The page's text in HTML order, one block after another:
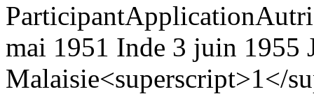
ParticipantApplication
mai 1951 Inde 3 juin 1955
Malaisie<superscript>1</